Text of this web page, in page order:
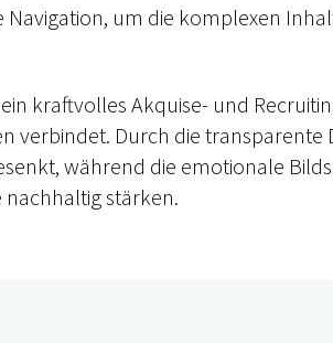
Navigation, um die komplexen
kraftvolles Akquise- und
Durch die transparente
während die emotionale
nachhaltig stärken.